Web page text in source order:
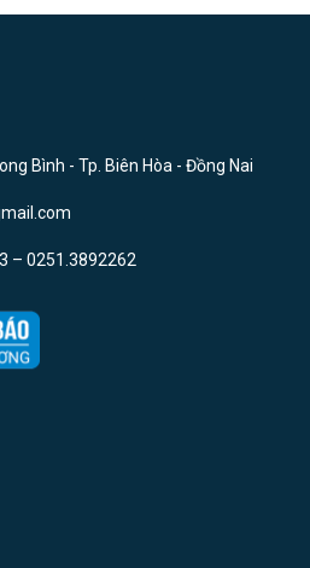
Bình - Tp. Biên Hòa - Đồng Nai
– 0251.3892262